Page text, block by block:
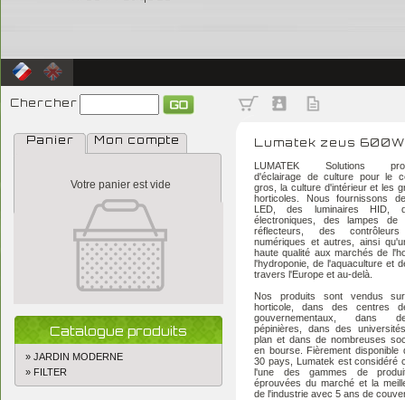
Chercher
Panier Mon compte
Votre panier est vide
Catalogue produits
» JARDIN MODERNE
» FILTER
Lumatek zeus 600W
LUMATEK Solutions
d'éclairage de culture pour le
gros, la culture d'intérieur et les
horticoles. Nous fournissons
LED, des luminaires HID,
électroniques, des lampes de
réflecteurs, des contrôleurs
numériques et autres, ainsi
haute qualité aux marchés de
l'hydroponie, de l'aquaculture et
travers l'Europe et au-delà.
Nos produits sont vendus
horticole, dans des centres
gouvernementaux, dans
pépinières, dans des
plan et dans de nombreuses
en bourse. Fièrement disponible
30 pays, Lumatek est considéré
l'une des gammes de
éprouvées du marché et la
de l'industrie avec 5 ans de